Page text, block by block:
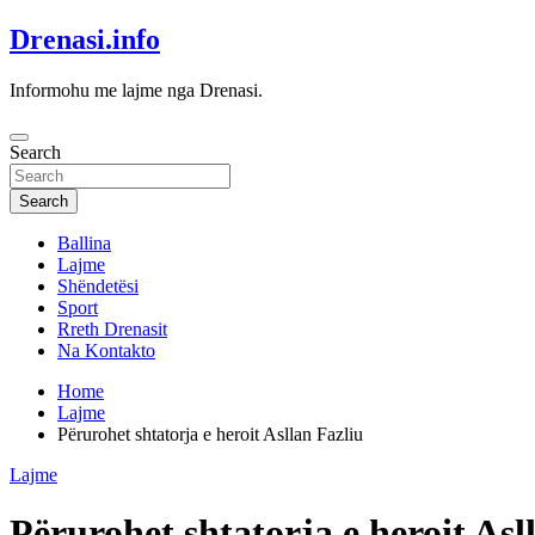
Skip
to
Drenasi.info
Informohu me lajme nga Drenasi.
Search
Search
Ballina
Lajme
Shëndetësi
Sport
Rreth Drenasit
Na Kontakto
Home
Lajme
Përurohet shtatorja e heroit Asllan Fazliu
Lajme